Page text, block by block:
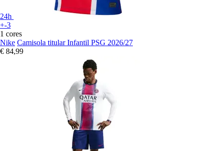
24h
+-3
1 cores
Nike Camisola titular Infantil PSG 2026/27
€ 84,99